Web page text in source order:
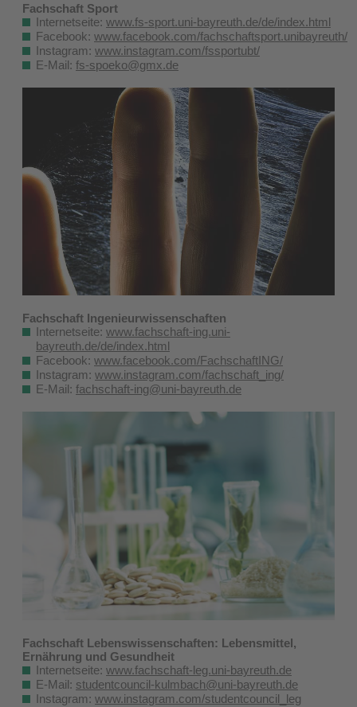
Fachschaft Sport
Internetseite: www.fs-sport.uni-bayreuth.de/de/index.html
Facebook: www.facebook.com/fachschaftsport.unibayreuth/
Instagram: www.instagram.com/fssportubt/
E-Mail: fs-spoeko@gmx.de
Fachschaft Ingenieurwissenschaften
Internetseite: www.fachschaft-ing.uni-
bayreuth.de/de/index.html
Facebook: www.facebook.com/FachschaftING/
Instagram: www.instagram.com/fachschaft_ing/
E-Mail: fachschaft-ing@uni-bayreuth.de
Fachschaft Lebenswissenschaften: Lebensmittel,
Ernährung und Gesundheit
Internetseite: www.fachschaft-leg.uni-bayreuth.de
E-Mail: studentcouncil-kulmbach@uni-bayreuth.de
Instagram: www.instagram.com/studentcouncil_leg